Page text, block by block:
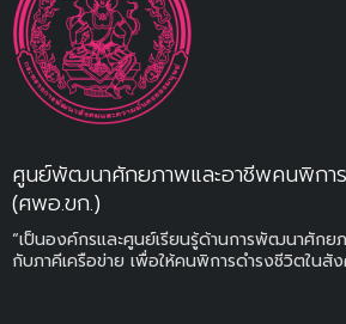
ศูนย์พัฒนาศักยภาพและอาชีพคนพิกา
(ศพอ.ขก.)
“เป็นองค์กรและศูนย์เรียนรู้ด้านการพัฒนาศักย
กับภาคีเครือข่าย เพื่อให้คนพิการดำรงชีวิตในสั